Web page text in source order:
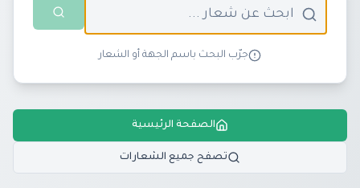
جرّب البحث باسم الجهة أو الشعار
الصفحة الرئيسية
تصفح جميع الشعارات